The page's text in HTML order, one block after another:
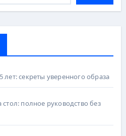
лет: секреты уверенного образа
стол: полное руководство без